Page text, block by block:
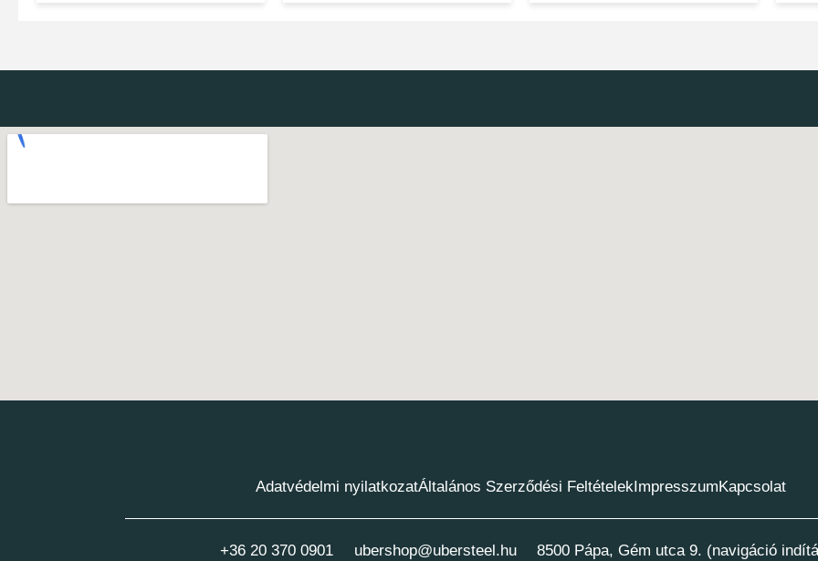
Adatvédelmi nyilatkozatÁltalános Szerződési FeltételekImpresszum Kapcsolat
+36 20 370 0901 ubershop@ubersteel.hu 8500 Pápa, Gém utca 9. (navigáció